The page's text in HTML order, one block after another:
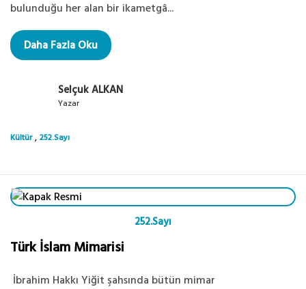
bulunduğu her alan bir ikametgâ...
Daha Fazla Oku
Selçuk ALKAN
Yazar
Kültür , 252.Sayı
252.Sayı
Türk İslam Mimarisi
İbrahim Hakkı Yiğit şahsında bütün mimar